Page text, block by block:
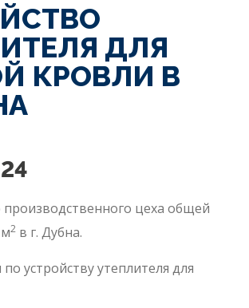
ДЛЯ
КРОВЛИ В
производственного цеха общей
2 в г. Дубна.
устройству утеплителя для